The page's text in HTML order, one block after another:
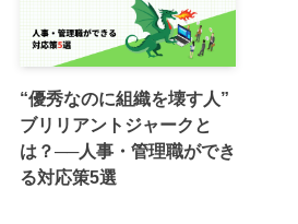
“優秀なのに組織を壊す人”
ブリリアントジャークと
は？──人事・管理職ができ
る対応策5選